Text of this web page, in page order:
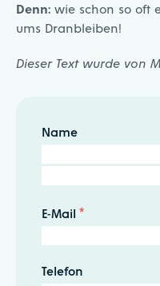
Denn: wie schon so oft
ums Dranbleiben!
Dieser Text wurde von
Name
E-Mail *
Telefon